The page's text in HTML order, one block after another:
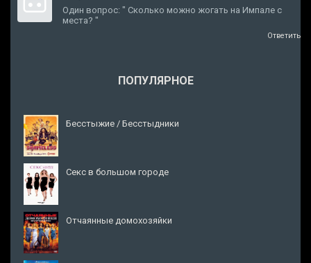
Один вопрос: " Сколько можно жогать на Импале с
места? "
Ответить
ПОПУЛЯРНОЕ
Бесстыжие / Бесстыдники
Секс в большом городе
Отчаянные домохозяйки